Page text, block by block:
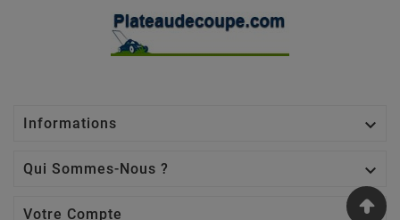
Informations 
Qui Sommes-Nous ? 
Votre Compte